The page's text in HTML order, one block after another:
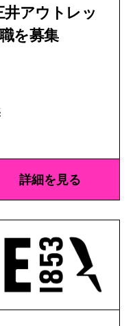
井アウトレッ
を募集
詳細を見る